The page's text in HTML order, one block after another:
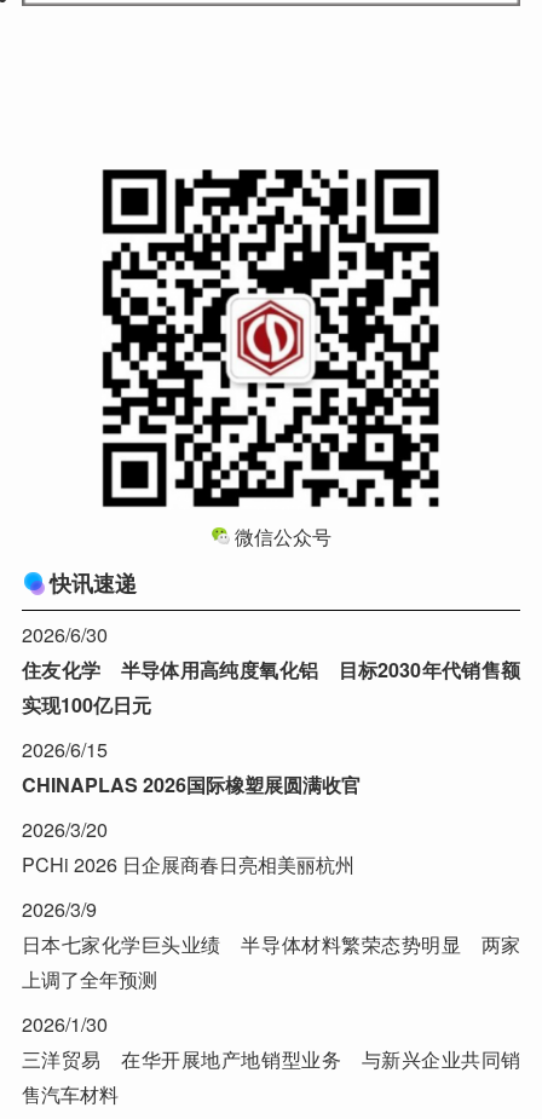
微信公众号
快讯速递
2026/6/30
住友化学 半导体用高纯度氧化铝 目标2030年代销售额
实现100亿日元
2026/6/15
CHINAPLAS 2026国际橡塑展圆满收官
2026/3/20
PCHi 2026 日企展商春日亮相美丽杭州
2026/3/9
日本七家化学巨头业绩 半导体材料繁荣态势明显 两家
上调了全年预测
2026/1/30
三洋贸易 在华开展地产地销型业务 与新兴企业共同销
售汽车材料